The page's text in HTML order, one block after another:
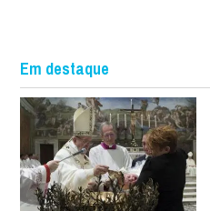
Em destaque